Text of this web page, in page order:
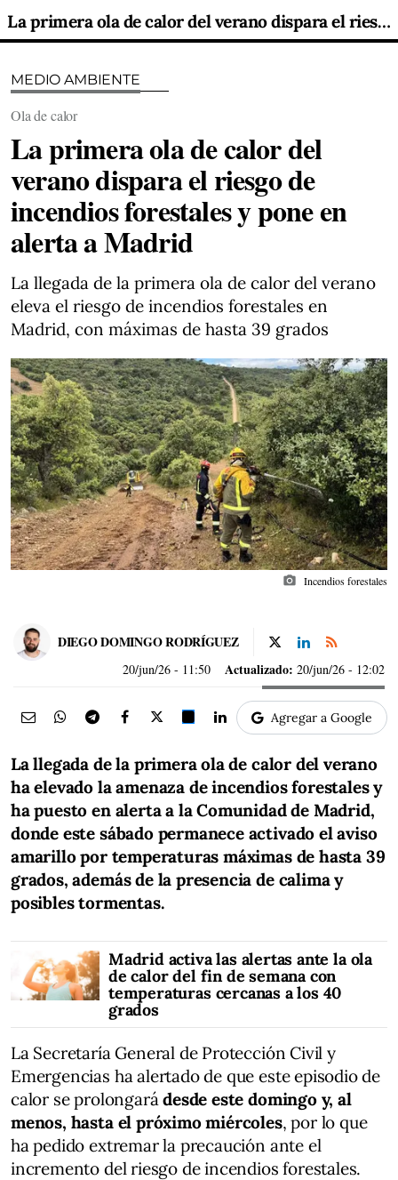
La primera ola de calor del verano dispara el riesgo de incendios forestales y pone en alerta a Madrid
MEDIO AMBIENTE
Ola de calor
La primera ola de calor del
verano dispara el riesgo de
incendios forestales y pone en
alerta a Madrid
La llegada de la primera ola de calor del verano
eleva el riesgo de incendios forestales en
Madrid, con máximas de hasta 39 grados
photo_camera Incendios forestales
DIEGO DOMINGO RODRÍGUEZ
20/jun/26 - 11:50 Actualizado: 20/jun/26 - 12:02
Agregar a Google
La llegada de la primera ola de calor del verano
ha elevado la amenaza de incendios forestales y
ha puesto en alerta a la Comunidad de Madrid,
donde este sábado permanece activado el aviso
amarillo por temperaturas máximas de hasta 39
grados, además de la presencia de calima y
posibles tormentas.
Madrid activa las alertas ante la ola
de calor del fin de semana con
temperaturas cercanas a los 40
grados
La Secretaría General de Protección Civil y
Emergencias ha alertado de que este episodio de
calor se prolongarádesde este domingo y, al
menos, hasta el próximo miércoles, por lo que
ha pedido extremar la precaución ante el
incremento del riesgo de incendios forestales.